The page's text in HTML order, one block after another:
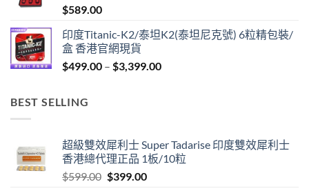
$589.00
印度Titanic-K2/泰坦K2(泰坦尼克號) 6粒精包裝/
盒 香港官網現貨
$499.00 – $3,399.00Price
BEST SELLING
超級雙效犀利士 Super Tadarise 印度雙效犀利士
香港總代理正品 1板/10粒
$599.00 Original
$399.00Current